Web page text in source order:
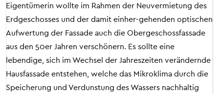
Eigentümerin wollte im Rahmen der Neuvermietung des
Erdgeschosses und der damit einher-gehenden optischen
Aufwertung der Fassade auch die Obergeschossfassade
aus den 50er Jahren verschönern. Es sollte eine
lebendige, sich im Wechsel der Jahreszeiten verändernde
Hausfassade entstehen, welche das Mikroklima durch die
Speicherung und Verdunstung des Wassers nachhaltig